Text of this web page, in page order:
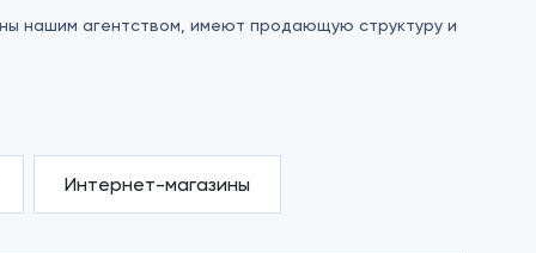
нашим агентством, имеют продающую структуру и
Интернет-магазины